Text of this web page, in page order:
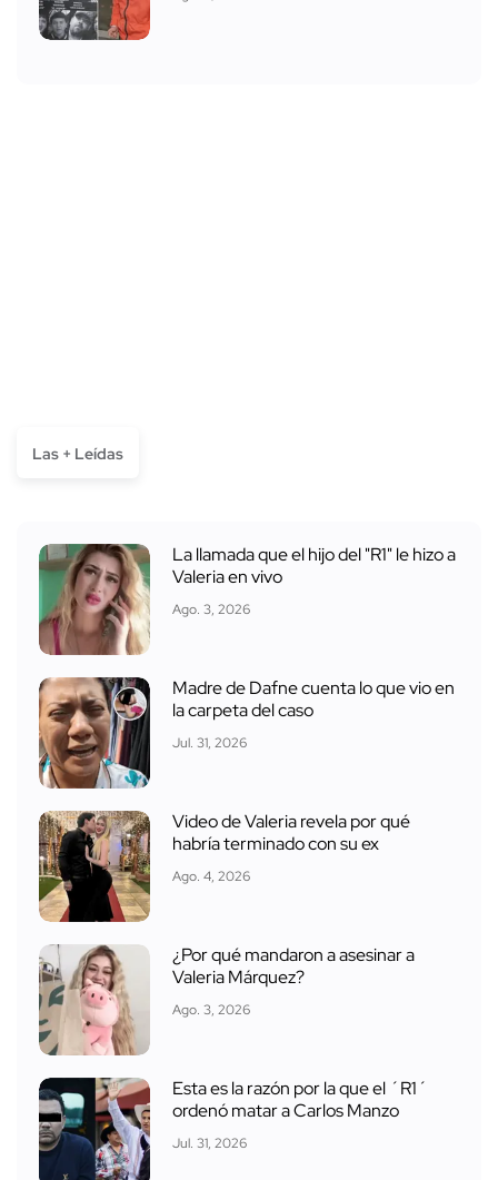
Las + Leídas
La llamada que el hijo del "R1" le hizo a
Valeria en vivo
Ago. 3, 2026
Madre de Dafne cuenta lo que vio en
la carpeta del caso
Jul. 31, 2026
Video de Valeria revela por qué
habría terminado con su ex
Ago. 4, 2026
¿Por qué mandaron a asesinar a
Valeria Márquez?
Ago. 3, 2026
Esta es la razón por la que el ´R1´
ordenó matar a Carlos Manzo
Jul. 31, 2026